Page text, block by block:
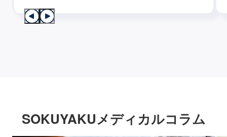
SOKUYAKUメディカルコラム